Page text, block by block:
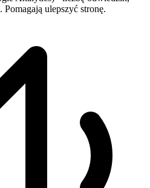
Pomagają ulepszyć stronę.